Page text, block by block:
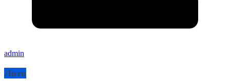
admin
Лото